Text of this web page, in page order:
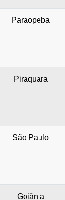
Paraopeba
Piraquara
São Paulo
Goiânia